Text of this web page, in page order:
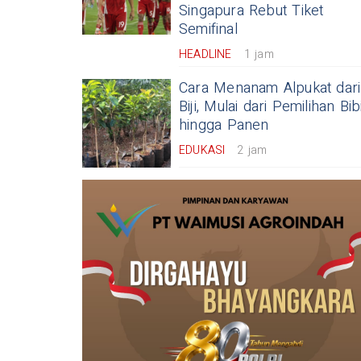
Singapura Rebut Tiket
Semifinal
HEADLINE 1 jam
Cara Menanam Alpukat dari
Biji, Mulai dari Pemilihan
hingga Panen
EDUKASI 2 jam